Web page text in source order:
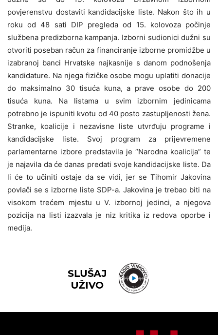
povjerenstvu dostaviti kandidacijske liste. Nakon što ih u
roku od 48 sati DIP pregleda od 15. kolovoza počinje
službena predizborna kampanja. Izborni sudionici dužni su
otvoriti poseban račun za financiranje izborne promidžbe u
izabranoj banci Hrvatske najkasnije s danom podnošenja
kandidature. Na njega fizičke osobe mogu uplatiti donacije
do maksimalno 30 tisuća kuna, a prave osobe do 200
tisuća kuna. Na listama u svim izbornim jedinicama
potrebno je ispuniti kvotu od 40 posto zastupljenosti žena.
Stranke, koalicije i nezavisne liste utvrđuju programe i
kandidacijske liste. Svoj program za prijevremene
parlamentarne izbore predstavila je “Narodna koalicija” te
je najavila da će danas predati svoje kandidacijske liste. Da
li će to učiniti ostaje da se vidi, jer se Tihomir Jakovina
povlači se s izborne liste SDP-a. Jakovina je trebao biti na
visokom trećem mjestu u V. izbornoj jedinci, a njegova
pozicija na listi izazvala je niz kritika iz redova oporbe i
medija.